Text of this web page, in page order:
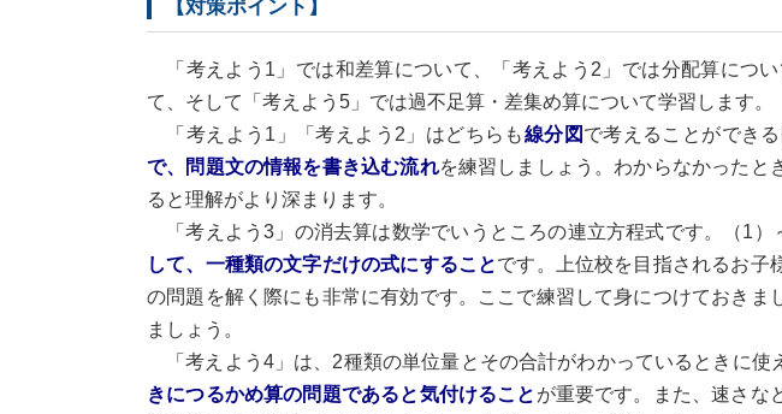
【対策ポイント】
「考えよう1」では和差算について、「考えよう2」では分配算につ
て、そして「考えよう5」では過不足算・差集め算について学習します。
「考えよう1」「考えよう2」はどちらも線分図 で考えることができ
で、問題文の情報を書き込む流れを練習しましょう。わからなかったと
ると理解がより深まります。
「考えよう3」の消去算は数学でいうところの連立方程式です。（1）
して、一種類の文字だけの式にすることです。上位校を目指されるお子
の問題を解く際にも非常に有効です。ここで練習して身につけておき
ましょう。
「考えよう4」は、2種類の単位量とその合計がわかっているときに使
きにつるかめ算の問題であると気付けること が重要です。また、速さな